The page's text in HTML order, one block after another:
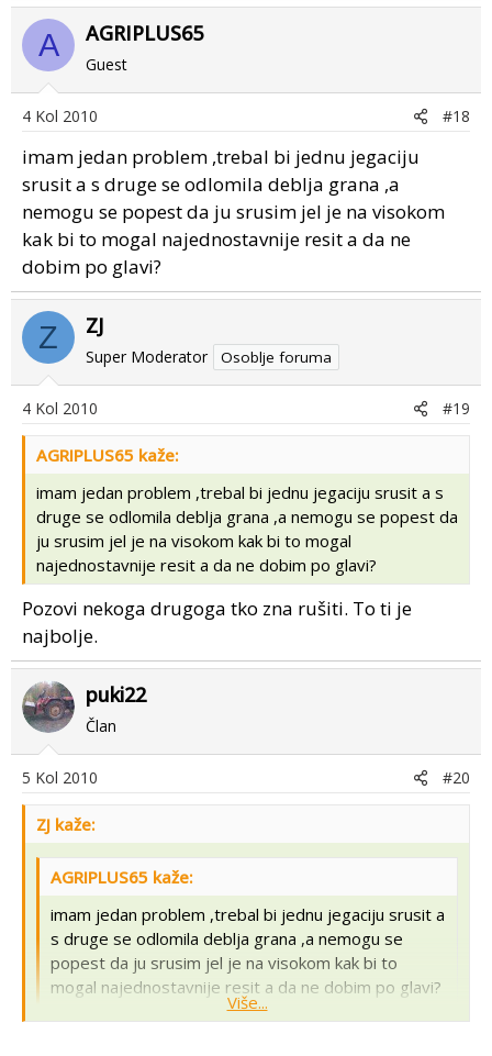
A AGRIPLUS65
Guest
4 Kol 2010 #18
imam jedan problem ,trebal bi jednu jegaciju
srusit a s druge se odlomila deblja grana ,a
nemogu se popest da ju srusim jel je na visokom
kak bi to mogal najednostavnije resit a da ne
dobim po glavi?
Z ZJ
Super Moderator Osoblje foruma
4 Kol 2010 #19
AGRIPLUS65 kaže:
imam jedan problem ,trebal bi jednu jegaciju srusit a s
druge se odlomila deblja grana ,a nemogu se popest da
ju srusim jel je na visokom kak bi to mogal
najednostavnije resit a da ne dobim po glavi?
Pozovi nekoga drugoga tko zna rušiti. To ti je
najbolje.
puki22
Član
5 Kol 2010 #20
ZJ kaže:
AGRIPLUS65 kaže:
imam jedan problem ,trebal bi jednu jegaciju srusit a
s druge se odlomila deblja grana ,a nemogu se
popest da ju srusim jel je na visokom kak bi to
mogal najednostavnije resit a da ne dobim po glavi?
Pozovi nekoga drugoga tko zna rušiti. To ti je najbolje.
Više...